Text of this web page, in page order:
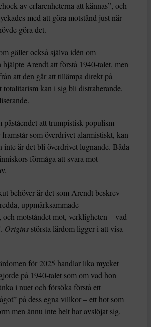
av erfarenheterna att kännas”, och
med att göra motstånd just när
göra det.
gäller också själva idén om
Arendt att förstå 1940-talet, men
att den går att tillämpa direkt på
totalitarism kan i sig bli distraherande,
påståendet att trumpistisk populism
som överdrivet alarmistiskt, kan
inte är det bli överdrivet lugnande. Båda
förmåga att svara mot
behöver är det som Arendt beskrev
uppmärksammade
och motståndet mot, verkligheten – vad
Origins största lärdom ligger i att visa
för 2025 handlar lika mycket
på 1940-talet som om vad hon
i nuet och försöka förstå ett
på dess egna villkor – ett hot som
men ännu inte helt har avslöjat sig.